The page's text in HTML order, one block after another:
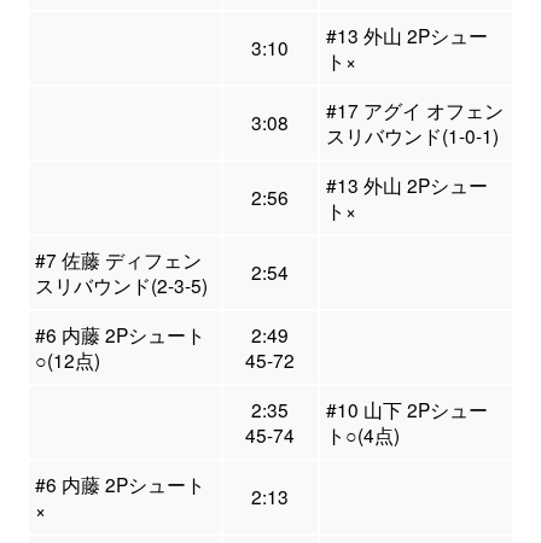
3:10
#13 外山 2Pシュー
ト×
3:08
#17 アグイ オフェン
スリバウンド(1-0-1)
2:56
#13 外山 2Pシュー
ト×
#7 佐藤 ディフェン
スリバウンド(2-3-5)
2:54
#6 内藤 2Pシュート
○(12点)
2:49
45-72
2:35
45-74
#10 山下 2Pシュー
ト○(4点)
#6 内藤 2Pシュート
×
2:13